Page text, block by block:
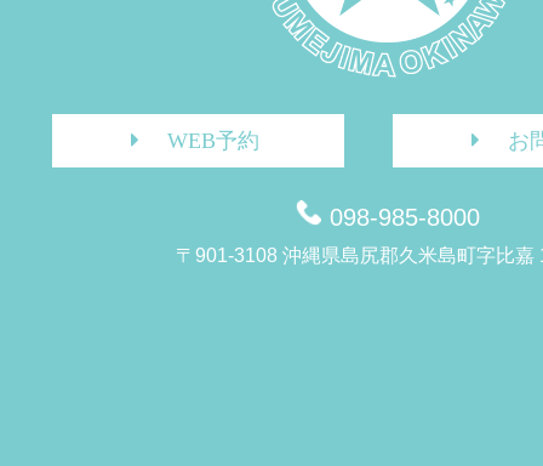
WEB予約 お
098-985-8000
〒901-3108 沖縄県島尻郡久米島町字比嘉